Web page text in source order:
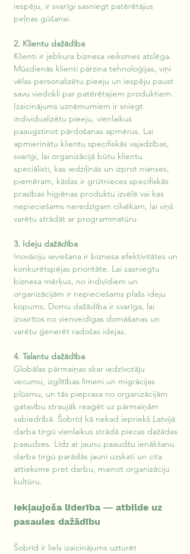
iespēju, ir svarīgi sasniegt patērētājus
peļņas gūšanai.
2. Klientu dažādība
Klienti ir jebkura biznesa veiksmes atslēga.
Mūsdienās klienti pārzina tehnoloģijas, viņi
vēlas personalizētu pieeju un iespēju paust
savu viedokli par patērētajiem produktiem.
Izaicinājums uzņēmumiem ir sniegt
individualizētu pieeju, vienlaikus
paaugstinot pārdošanas apmērus. Lai
apmierinātu klientu specifiskās vajadzības,
svarīgi, lai organizācijā būtu klientu
speciālisti, kas iedziļinās un izprot nianses,
piemēram, kādas ir grūtnieces specifiskās
prasības higiēnas produktu izvēlē vai kas
nepieciešams neredzīgam cilvēkam, lai viņš
varētu strādāt ar programmatūru.
3. Ideju dažādība
Inovāciju ieviešana ir biznesa efektivitātes un
konkurētspējas prioritāte. Lai sasniegtu
biznesa mērķus, no indivīdiem un
organizācijām ir nepieciešams plašs ideju
kopums. Domu dažādība ir svarīga, lai
izvairītos no vienveidīgas domāšanas un
varētu ģenerēt radošas idejas.
4. Talantu dažādība
Globālas pārmaiņas skar iedzīvotāju
vecumu, izglītības līmeni un migrācijas
plūsmu, un tās pieprasa no organizācijām
gatavību straujāk reaģēt uz pārmaiņām
sabiedrībā. Šobrīd kā nekad iepriekš Latvijā
darba tirgū vienlaikus strādā piecas dažādas
paaudzes. Līdz ar jaunu paaudžu ienākšanu
darba tirgū parādās jauni uzskati un cita
attieksme pret darbu, mainot organizāciju
kultūru.
Iekļaujoša līderība ― atbilde uz
pasaules dažādību
Šobrīd ir liels izaicinājums uzturēt